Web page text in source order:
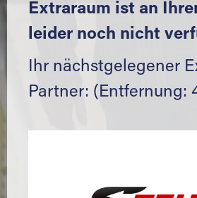
Extraraum ist an
leider noch nicht
Ihr nächstgelegener
Partner: (Entfernung: